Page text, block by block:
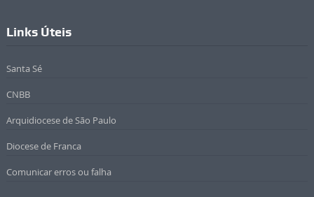
Links Úteis
Santa Sé
CNBB
Arquidiocese de São Paulo
Diocese de Franca
Comunicar erros ou falha